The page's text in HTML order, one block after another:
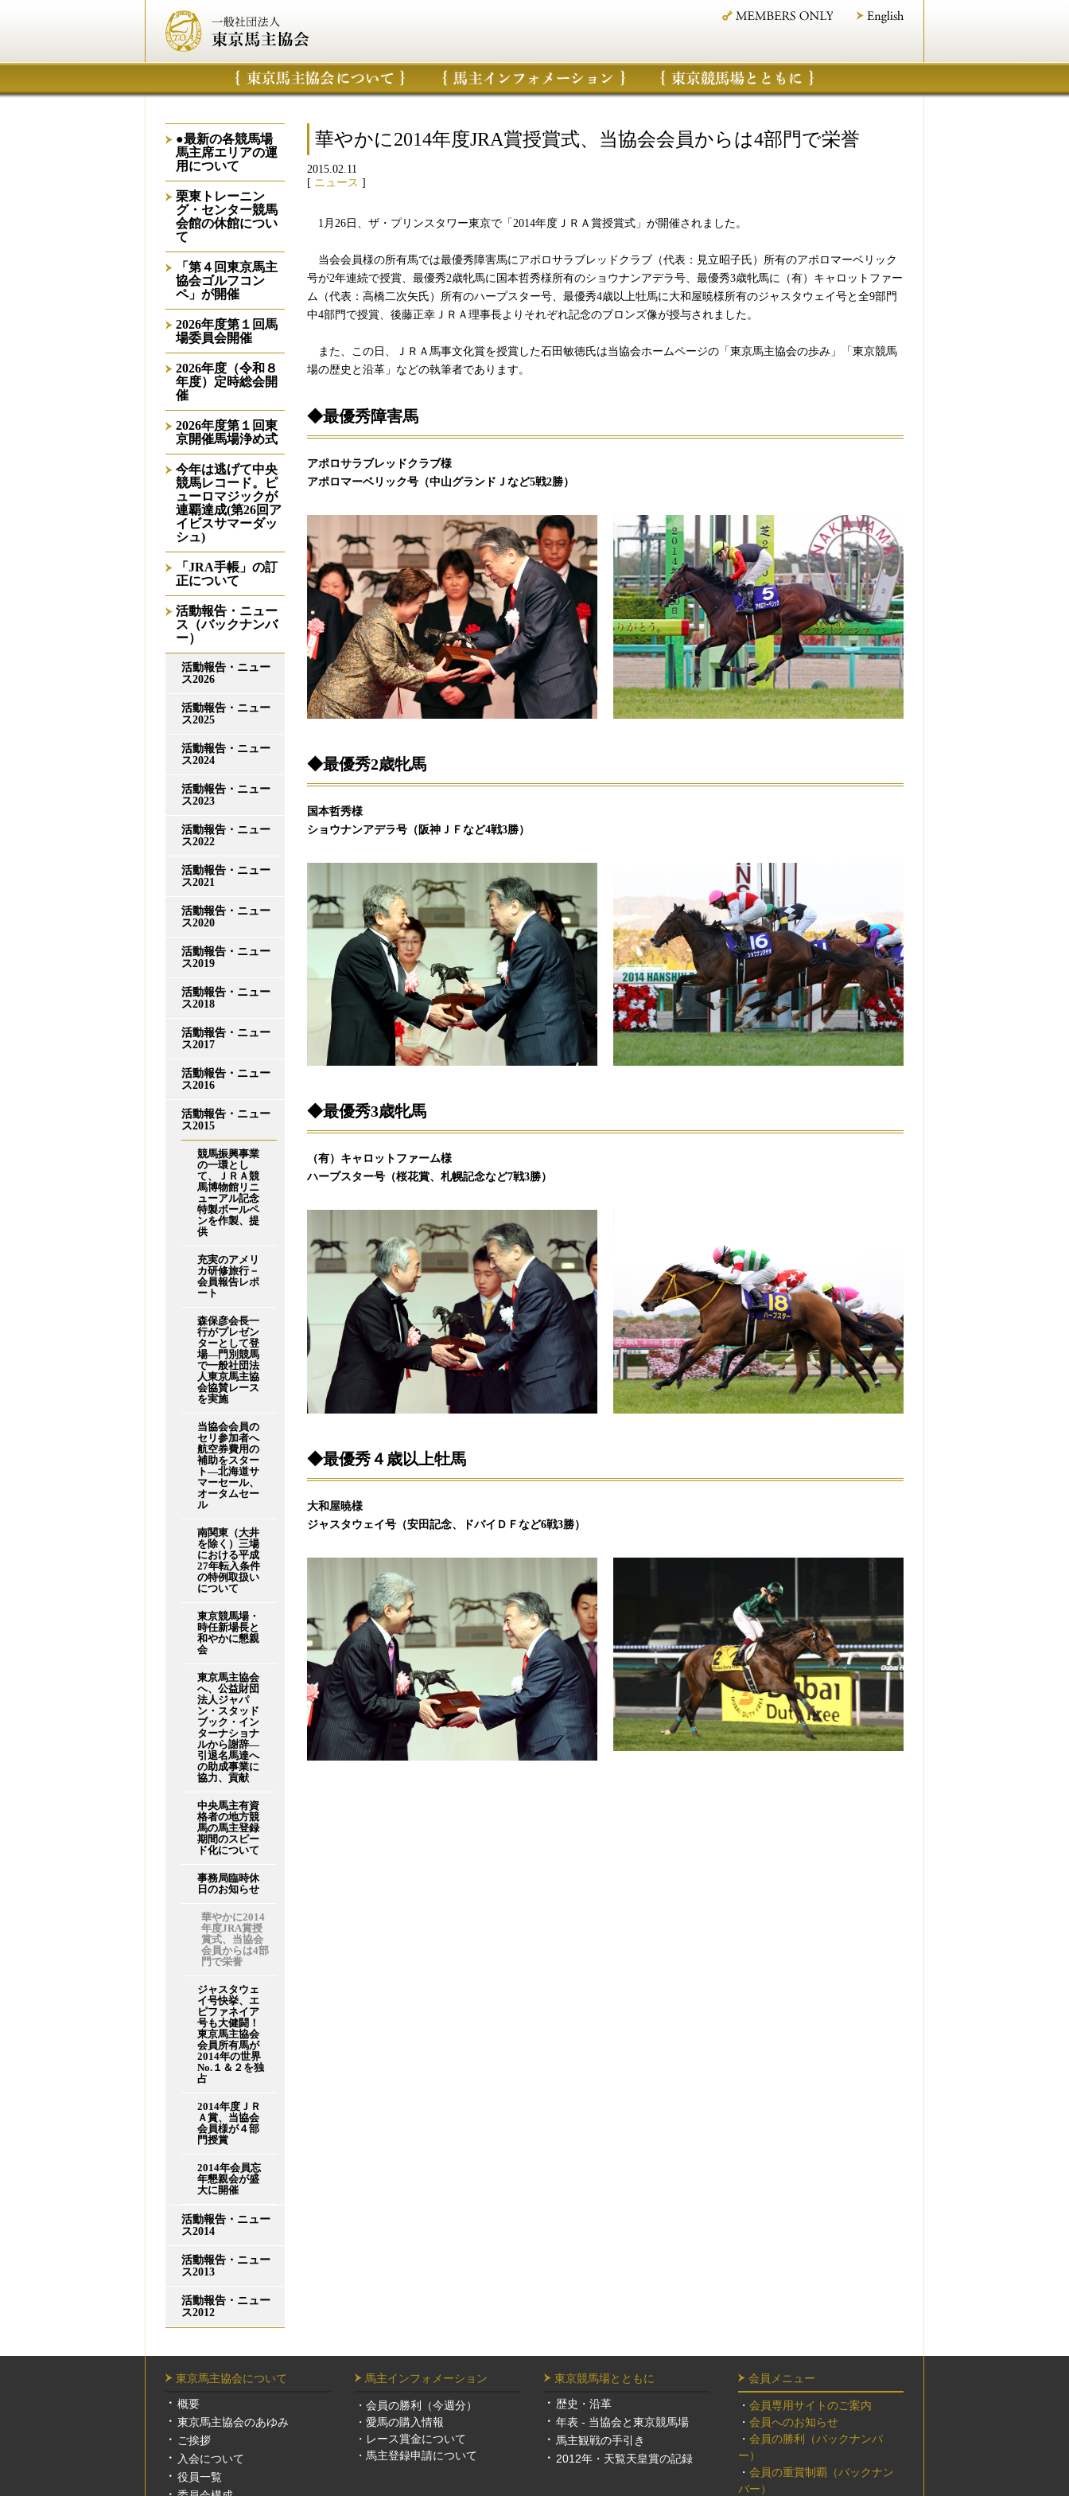
●最新の各競馬場
馬主席エリアの運
用について
栗東トレーニン
グ・センター競馬
会館の休館につい
て
「第４回東京馬主
協会ゴルフコン
ペ」が開催
2026年度第１回馬
場委員会開催
2026年度（令和８
年度）定時総会開
催
2026年度第１回東
京開催馬場浄め式
今年は逃げて中央
競馬レコード。ピ
ューロマジックが
連覇達成(第26回ア
イビスサマーダッ
シュ)
「JRA手帳」の訂
正について
活動報告・ニュー
ス（バックナンバ
ー）
活動報告・ニュー
ス2026
活動報告・ニュー
ス2025
活動報告・ニュー
ス2024
活動報告・ニュー
ス2023
活動報告・ニュー
ス2022
活動報告・ニュー
ス2021
活動報告・ニュー
ス2020
活動報告・ニュー
ス2019
活動報告・ニュー
ス2018
活動報告・ニュー
ス2017
活動報告・ニュー
ス2016
活動報告・ニュー
ス2015
競馬振興事業
の一環とし
て、ＪＲＡ競
馬博物館リニ
ューアル記念
特製ボールペ
ンを作製、提
供
充実のアメリ
カ研修旅行－
会員報告レポ
ート
森保彦会長一
行がプレゼン
ターとして登
場―門別競馬
で一般社団法
人東京馬主協
会協賛レース
を実施
当協会会員の
セリ参加者へ
航空券費用の
補助をスター
ト―北海道サ
マーセール、
オータムセー
ル
南関東（大井
を除く）三場
における平成
27年転入条件
の特例取扱い
について
東京競馬場・
時任新場長と
和やかに懇親
会
東京馬主協会
へ、公益財団
法人ジャパ
ン・スタッド
ブック・イン
ターナショナ
ルから謝辞―
引退名馬達へ
の助成事業に
協力、貢献
中央馬主有資
格者の地方競
馬の馬主登録
期間のスピー
ド化について
事務局臨時休
日のお知らせ
華やかに2014
年度JRA賞授
賞式、当協会
会員からは4部
門で栄誉
ジャスタウェ
イ号快挙、エ
ピファネイア
号も大健闘！
東京馬主協会
会員所有馬が
2014年の世界
No.１＆２を独
占
2014年度ＪＲ
Ａ賞、当協会
会員様が４部
門授賞
2014年会員忘
年懇親会が盛
大に開催
活動報告・ニュー
ス2014
活動報告・ニュー
ス2013
活動報告・ニュー
ス2012
華やかに2014年度JRA賞授賞式、当協会会員からは4部門で栄誉
2015.02.11
[ ニュース ]
1月26日、ザ・プリンスタワー東京で「2014年度ＪＲＡ賞授賞式」が開催されました。
当会会員様の所有馬では最優秀障害馬にアポロサラブレッドクラブ（代表：見立昭子氏）所有のアポロマーベリック
号が2年連続で授賞、最優秀2歳牝馬に国本哲秀様所有のショウナンアデラ号、最優秀3歳牝馬に（有）キャロットファー
ム（代表：高橋二次矢氏）所有のハープスター号、最優秀4歳以上牡馬に大和屋暁様所有のジャスタウェイ号と全9部門
中4部門で授賞、後藤正幸ＪＲＡ理事長よりそれぞれ記念のブロンズ像が授与されました。
また、この日、ＪＲＡ馬事文化賞を授賞した石田敏徳氏は当協会ホームページの「東京馬主協会の歩み」「東京競馬
場の歴史と沿革」などの執筆者であります。
◆最優秀障害馬
アポロサラブレッドクラブ様
アポロマーベリック号（中山グランドＪなど5戦2勝）
◆最優秀2歳牝馬
国本哲秀様
ショウナンアデラ号（阪神ＪＦなど4戦3勝）
◆最優秀3歳牝馬
（有）キャロットファーム様
ハープスター号（桜花賞、札幌記念など7戦3勝）
◆最優秀４歳以上牡馬
大和屋暁様
ジャスタウェイ号（安田記念、ドバイＤＦなど6戦3勝）
東京馬主協会について
概要
東京馬主協会のあゆみ
ご挨拶
入会について
役員一覧
馬主インフォメーション
・ 会員の勝利（今週分）
・ 愛馬の購入情報
・ レース賞金について
・ 馬主登録申請について
東京競馬場とともに
歴史・沿革
年表 - 当協会と東京競馬場
馬主観戦の手引き
2012年・天覧天皇賞の記録
会員メニュー
・ 会員専用サイトのご案内
・ 会員へのお知らせ
・ 会員の勝利（バックナンバ
ー）
・ 会員の重賞制覇（バックナン
バー）